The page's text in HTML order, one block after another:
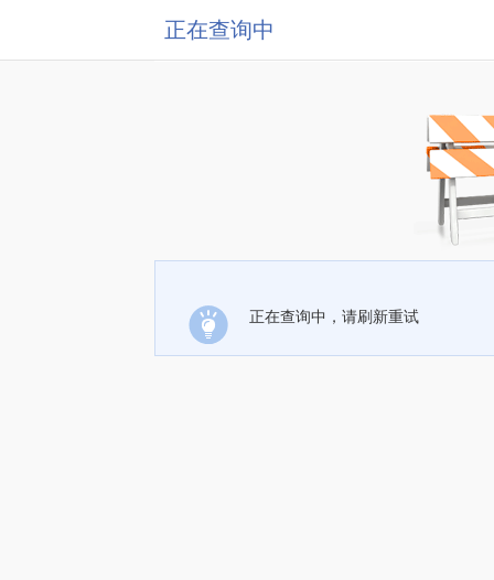
正在查询中
正在查询中，请刷新重试